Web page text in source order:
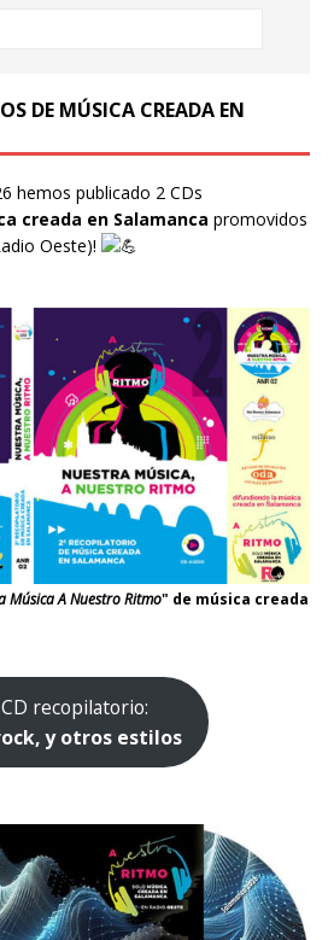
DE MÚSICA CREADA EN
hemos publicado 2 CDs
creada en Salamanca promovidos
Oeste)!
Música A Nuestro Ritmo" de música creada
CD recopilatorio:
y otros estilos